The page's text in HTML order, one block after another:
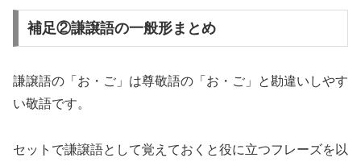
補足②謙譲語の一般形まとめ
謙譲語の「お・ご」は尊敬語の「お・ご」と勘違いしやす
い敬語です。
セットで謙譲語として覚えておくと役に立つフレーズを以